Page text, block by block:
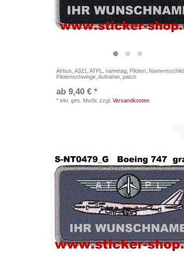
Airbus, A321, ATPL, nametag, Piloten, Namensschild,
Pilotenschwinge, Aufnäher, patch
ab 9,40 € *
*inkl. ges. MwSt. zzgl.Versandkosten